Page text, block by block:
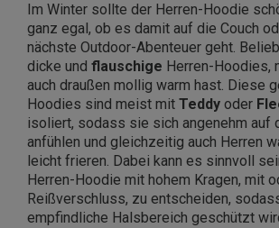
Im Winter sollte der Herren-Hoodie
ganz egal, ob es damit auf die Couch
nächste Outdoor-Abenteuer geht.
dicke und flauschige Herren-Hoodies,
auch draußen mollig warm hast. Diese
Hoodies sind meist mit Teddy oder
isoliert, sodass sie sich angenehm auf
anfühlen und gleichzeitig auch Herren
leicht frieren. Dabei kann es sinnvoll
Herren-Hoodie mit hohem Kragen, mit
Reißverschluss, zu entscheiden,
empfindliche Halsbereich geschützt